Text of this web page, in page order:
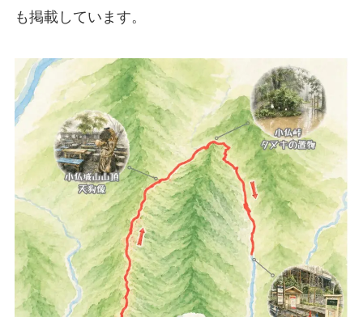
も掲載しています。